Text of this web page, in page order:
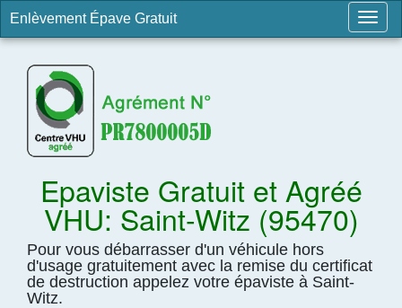
Enlèvement Épave Gratuit
Epaviste Gratuit et Agréé
VHU: Saint-Witz (95470)
Pour vous débarrasser d'un véhicule hors
d'usage gratuitement avec la remise du certificat
de destruction appelez votre épaviste à Saint-
Witz.